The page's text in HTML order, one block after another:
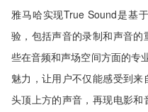
雅马哈实现True Sound是基
验，包括声音的录制和声音
些在音频和声场空间方面的专
魅力，让用户不仅能感受到
头顶上方的声音，再现电影